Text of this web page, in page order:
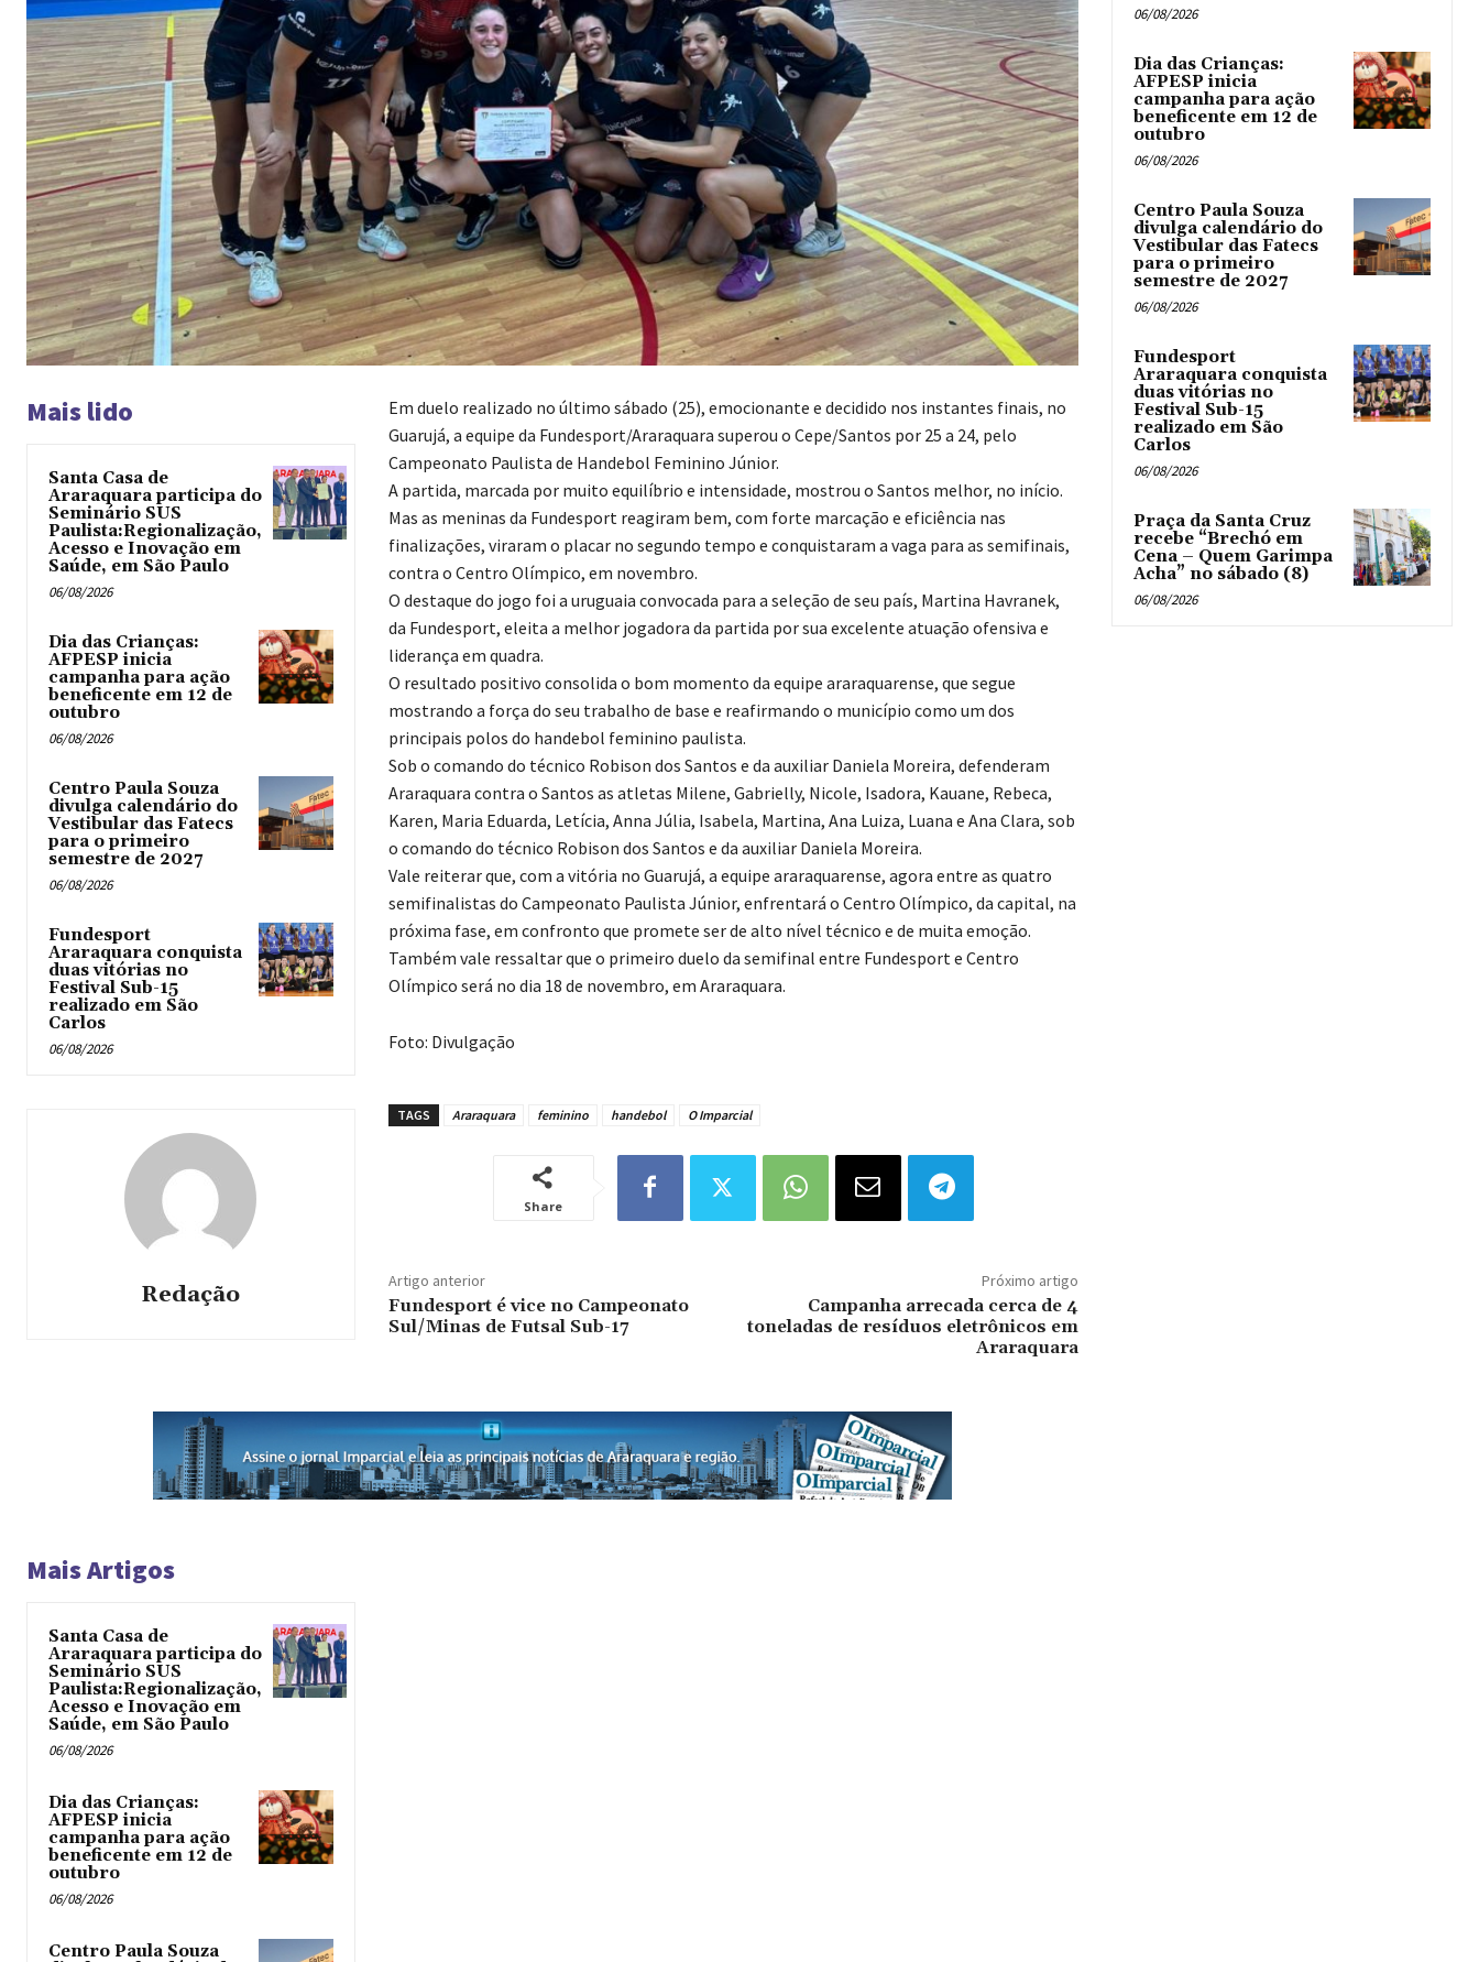
Mais lido
Santa Casa de
Araraquara participa do
Seminário SUS
Paulista:Regionalização,
Acesso e Inovação em
Saúde, em São Paulo
06/08/2026
Dia das Crianças:
AFPESP inicia
campanha para ação
beneficente em 12 de
outubro
06/08/2026
Centro Paula Souza
divulga calendário do
Vestibular das Fatecs
para o primeiro
semestre de 2027
06/08/2026
Fundesport
Araraquara conquista
duas vitórias no
Festival Sub-15
realizado em São
Carlos
06/08/2026
Redação
Em duelo realizado no último sábado (25), emocionante e decidido nos instantes finais, no
Guarujá, a equipe da Fundesport/Araraquara superou o Cepe/Santos por 25 a 24, pelo
Campeonato Paulista de Handebol Feminino Júnior.
A partida, marcada por muito equilíbrio e intensidade, mostrou o Santos melhor, no início.
Mas as meninas da Fundesport reagiram bem, com forte marcação e eficiência nas
finalizações, viraram o placar no segundo tempo e conquistaram a vaga para as semifinais,
contra o Centro Olímpico, em novembro.
O destaque do jogo foi a uruguaia convocada para a seleção de seu país, Martina Havranek,
da Fundesport, eleita a melhor jogadora da partida por sua excelente atuação ofensiva e
liderança em quadra.
O resultado positivo consolida o bom momento da equipe araraquarense, que segue
mostrando a força do seu trabalho de base e reafirmando o município como um dos
principais polos do handebol feminino paulista.
Sob o comando do técnico Robison dos Santos e da auxiliar Daniela Moreira, defenderam
Araraquara contra o Santos as atletas Milene, Gabrielly, Nicole, Isadora, Kauane, Rebeca,
Karen, Maria Eduarda, Letícia, Anna Júlia, Isabela, Martina, Ana Luiza, Luana e Ana Clara, sob
o comando do técnico Robison dos Santos e da auxiliar Daniela Moreira.
Vale reiterar que, com a vitória no Guarujá, a equipe araraquarense, agora entre as quatro
semifinalistas do Campeonato Paulista Júnior, enfrentará o Centro Olímpico, da capital, na
próxima fase, em confronto que promete ser de alto nível técnico e de muita emoção.
Também vale ressaltar que o primeiro duelo da semifinal entre Fundesport e Centro
Olímpico será no dia 18 de novembro, em Araraquara.
Foto: Divulgação
TAGS Araraquara feminino handebol O Imparcial
Share
Artigo anterior
Fundesport é vice no Campeonato
Sul/Minas de Futsal Sub-17
Próximo artigo
Campanha arrecada cerca de 4
toneladas de resíduos eletrônicos em
Araraquara
Mais Artigos
Santa Casa de
Araraquara participa do
Seminário SUS
Paulista:Regionalização,
Acesso e Inovação em
Saúde, em São Paulo
06/08/2026
Dia das Crianças:
AFPESP inicia
campanha para ação
beneficente em 12 de
outubro
06/08/2026
Centro Paula Souza
06/08/2026
Dia das Crianças:
AFPESP inicia
campanha para ação
beneficente em 12 de
outubro
06/08/2026
Centro Paula Souza
divulga calendário do
Vestibular das Fatecs
para o primeiro
semestre de 2027
06/08/2026
Fundesport
Araraquara conquista
duas vitórias no
Festival Sub-15
realizado em São
Carlos
06/08/2026
Praça da Santa Cruz
recebe “Brechó em
Cena – Quem Garimpa
Acha” no sábado (8)
06/08/2026